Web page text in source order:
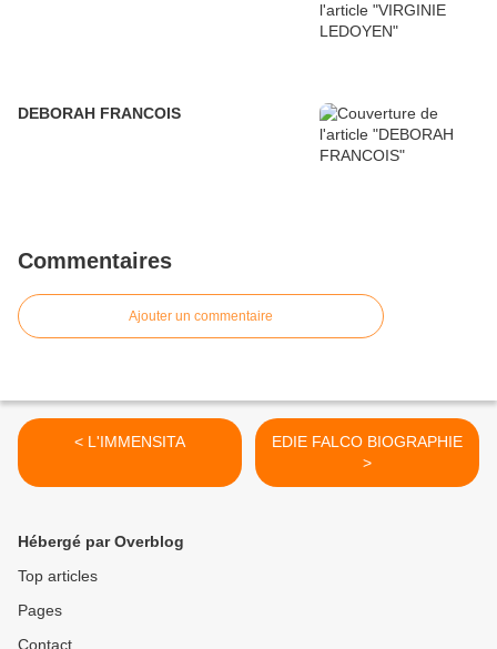
DEBORAH FRANCOIS
Commentaires
Ajouter un commentaire
< L'IMMENSITA
EDIE FALCO BIOGRAPHIE
>
Hébergé par Overblog
Top articles
Pages
Contact